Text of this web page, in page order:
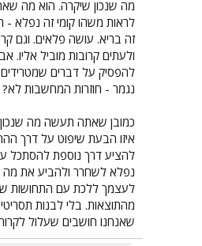
מה שנכון שיקרה. הוא מה
לראות משהו קומי זה נפלא -
זה בריא. עושה פלאים. וגם
ולעתים קרובות מוביל
להפסיק על דברים
נגמר - חוזרות המחשבות לא?
כמובן שאתה תעשה מה שנכון
איזו הבעת שיפוט על דרך
להציע דרך נוספת להסתכל
נפלא לשחרר ולהביע את מה
לעצמך ללכת עם התחושות
מהתוצאות. בלי לבנות
שאנחנו חושבים שעלול